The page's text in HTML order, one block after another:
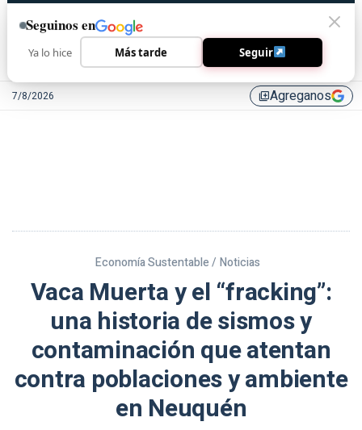
7/8/2026 library_addAgreganos
Economía Sustentable / Noticias
Vaca Muerta y el “fracking”:
una historia de sismos y
contaminación que atentan
contra poblaciones y ambiente
en Neuquén
Seguinos en
Ya lo hice Más tarde Seguir